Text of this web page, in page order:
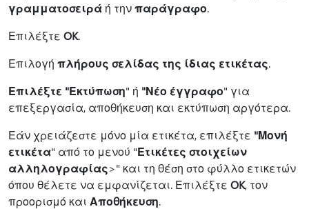
γραμματοσειρά ή τηνπαράγραφο.
Επιλέξτε OK.
Επιλογή πλήρους σελίδας της ίδιας ετικέτας.
Επιλέξτε "Εκτύπωση" ή "Νέο έγγραφο" για
επεξεργασία, αποθήκευση και εκτύπωση αργότερα.
Εάν χρειάζεστε μόνο μία ετικέτα, επιλέξτε "Μονή
ετικέτα" από το μενού "Ετικέτες στοιχείων
αλληλογραφίας>" και τη θέση στο φύλλο ετικετών
όπου θέλετε να εμφανίζεται. Επιλέξτε OK, τον
προορισμό και Αποθήκευση.